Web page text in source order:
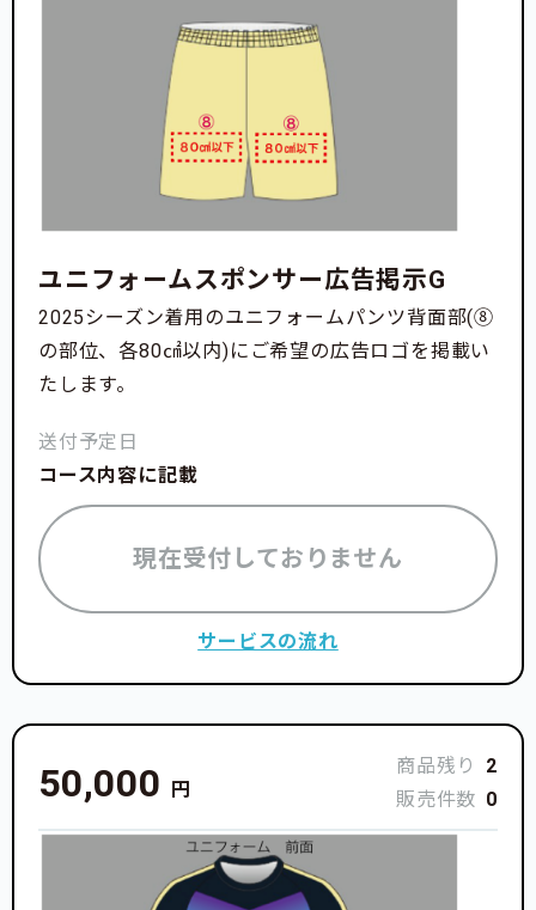
ユニフォームスポンサー広告掲示G
2025シーズン着用のユニフォームパンツ背面部(⑧
の部位、各80㎠以内)にご希望の広告ロゴを掲載い
たします。
送付予定日
コース内容に記載
現在受付しておりません
サービスの流れ
50,000 円
商品残り
2
販売件数 0